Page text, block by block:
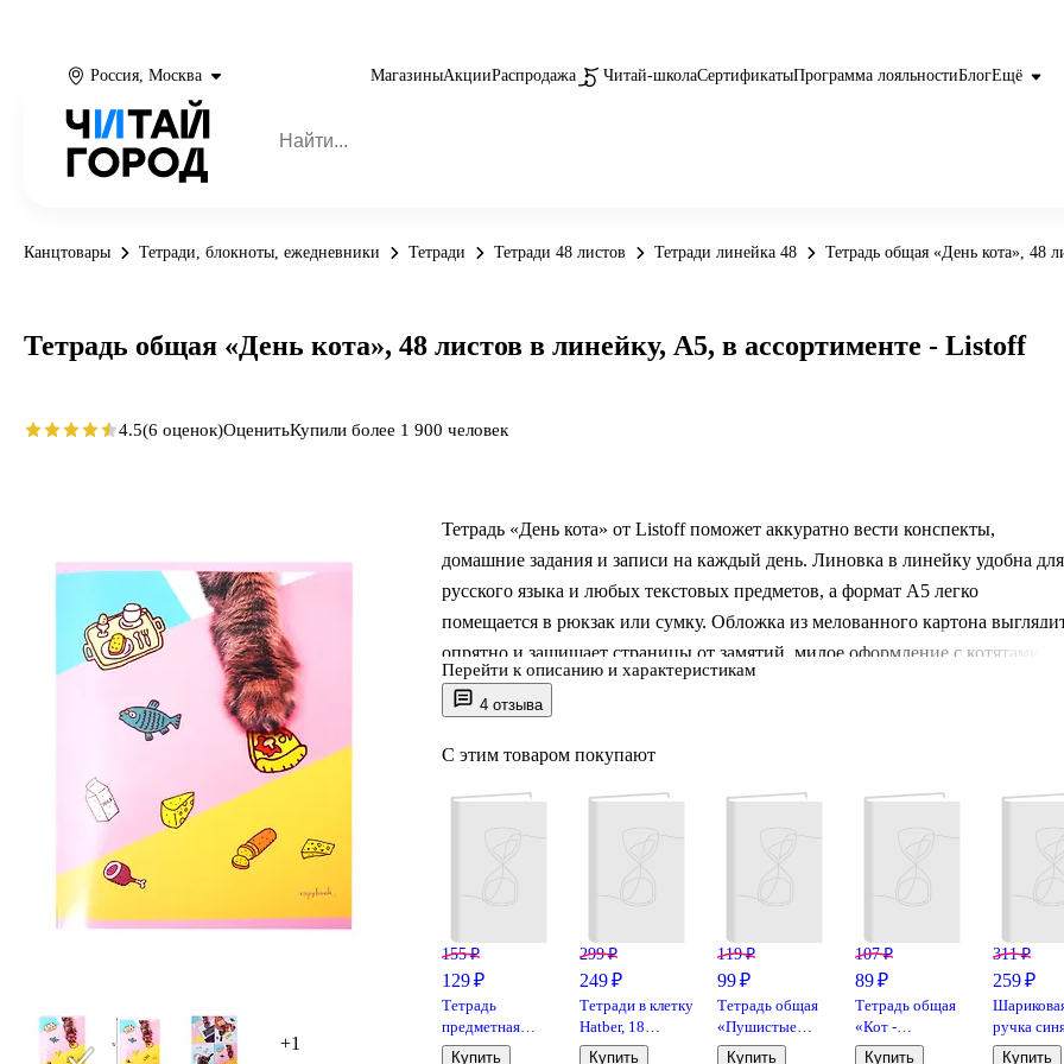
Россия, Москва МагазиныАкцииРаспродажа Читай-школаСертификатыПрограмма лояльностиБлогЕщё
Канцтовары Тетради, блокноты, ежедневники Тетради Тетради 48 листов Тетради линейка 48 Тетрадь общая «День кота», 48
+1
4 отзыва
Тетрадь «День кота» от Listoff поможет аккуратно вести конспекты,
домашние задания и записи на каждый день. Линовка в линейку удобна для
русского языка и любых текстовых предметов, а формат А5 легко
помещается в рюкзак или сумку. Обложка из мелованного картона
опрятно и защищает страницы от замятий, милое оформление с котятами
поднимает настроение — приятная мелочь для учёбы. Обратите внимание:
товар продаётся в ассортименте, выбор конкретного дизайна недоступен.
Перейти к описанию и характеристикам
С этим товаром покупают
155 ₽
129 ₽
Тетрадь
предметная
«Shades.
Купить
299 ₽
249 ₽
Тетради в клетку
Hatber, 18
листов,
Купить
119 ₽
99 ₽
Тетрадь общая
«Пушистые
хулиганы», 48
Купить
107 ₽
89 ₽
Тетрадь общая
«Кот -
обормот», 48
Купить
311 ₽
259 ₽
ручка
Sweet cat,
Купить
Тетрадь общая «День кота», 48 листов в линейку, А5, в ассортименте - Listoff
4.5(6 оценок)ОценитьКупили более 1 900 человек